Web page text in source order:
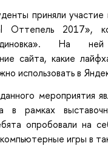
приняли участие
Оттепель 2017»,
На
сайта, какие
использовать в
мероприятия
в рамках
опробовали на
игры в